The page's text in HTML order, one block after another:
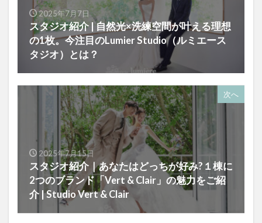
2025年7月7日
スタジオ紹介 | 自然光×洗練空間が叶える理想
の1枚。今注目のLumier Studio（ルミエース
タジオ）とは？
次へ
2025年7月15日
スタジオ紹介｜あなたはどっちが好み?１棟に
2つのブランド「Vert & Clair」の魅力をご紹
介 | Studio Vert & Clair